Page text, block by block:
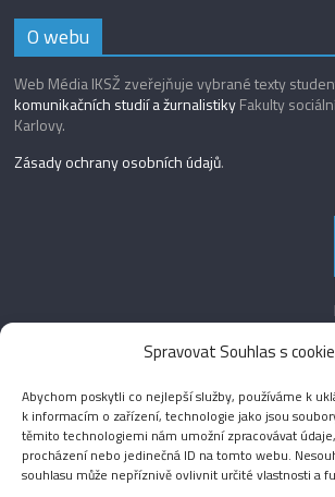
Spravovat Souhlas s
Abychom poskytli co nejlepší služby, používáme k
k informacím o zařízení, technologie jako jsou
těmito technologiemi nám umožní zpracovávat
procházení nebo jedinečná ID na tomto webu.
souhlasu může nepříznivě ovlivnit určité vlastnosti a
O webu
Web Média IKSŽ zveřejňuje vybrané texty
komunikačních studií a žurnalistikyFakulty
Karlovy.
Zásady ochrany osobních údajů.